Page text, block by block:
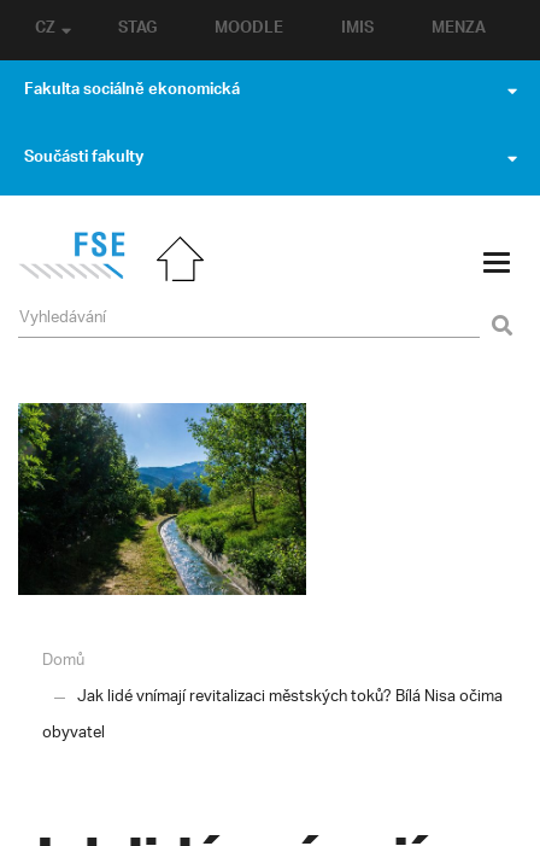
STAG MOODLE IMIS MENZA
CZ
Fakulta sociálně ekonomická
Součásti fakulty
Domů
Jak lidé vnímají revitalizaci městských toků? Bílá Nisa očima
obyvatel